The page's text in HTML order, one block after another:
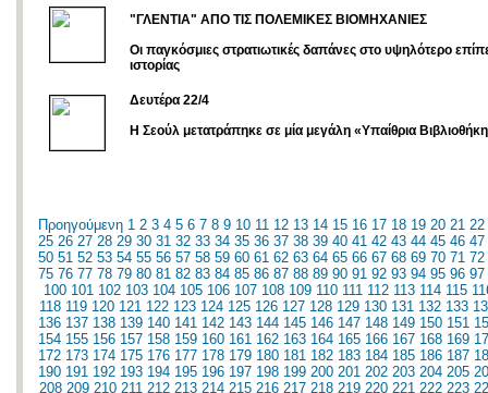
"ΓΛΕΝΤΙΑ" ΑΠΟ ΤΙΣ ΠΟΛΕΜΙΚΕΣ ΒΙΟΜΗΧΑΝΙΕΣ
Οι παγκόσμιες στρατιωτικές δαπάνες στο υψηλότερο
ιστορίας
Δευτέρα 22/4
Η Σεούλ μετατράπηκε σε μία μεγάλη «Υπαίθρια
Προηγούμενη 1 2 3 4 5 6 7 8 9 10 11 12 13 14 15 16 17 18 19 20 21 22
25 26 27 28 29 30 31 32 33 34 35 36 37 38 39 40 41 42 43 44 45 46 47
50 51 52 53 54 55 56 57 58 59 60 61 62 63 64 65 66 67 68 69 70 71 72
75 76 77 78 79 80 81 82 83 84 85 86 87 88 89 90 91 92 93 94 95 96 97
100 101 102 103 104 105 106 107 108 109 110 111 112 113 114 115
118 119 120 121 122 123 124 125 126 127 128 129 130 131 132 133
136 137 138 139 140 141 142 143 144 145 146 147 148 149 150 151
154 155 156 157 158 159 160 161 162 163 164 165 166 167 168 169
172 173 174 175 176 177 178 179 180 181 182 183 184 185 186 187
190 191 192 193 194 195 196 197 198 199 200 201 202 203 204 205
208 209 210 211 212 213 214 215 216 217 218 219 220 221 222 223